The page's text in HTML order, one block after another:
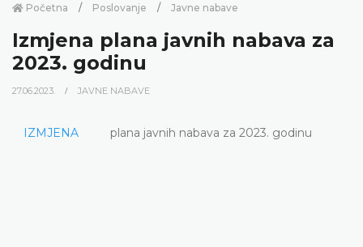
Početna Poslovanje Javne nabave
Izmjena plana javnih nabava za
2023. godinu
27.06.2023. JAVNE NABAVE
IZMJENA plana javnih nabava za 2023. godinu